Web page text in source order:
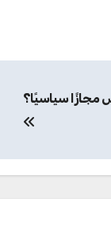
مجازًا سياسيًا؟